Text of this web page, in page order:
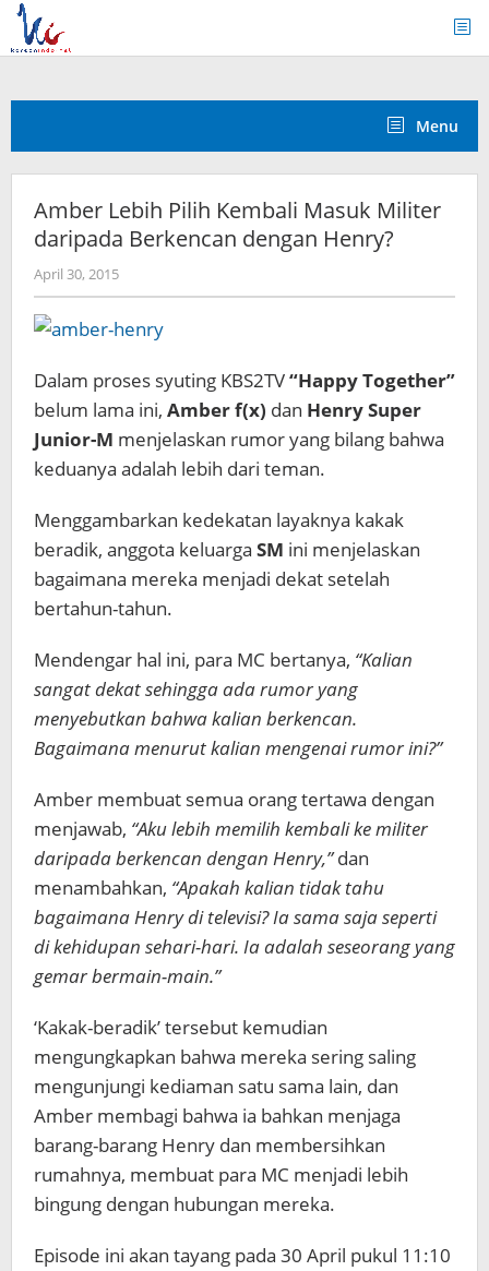
Skip
content
Menu
Amber Lebih Pilih Kembali Masuk Militer
daripada Berkencan dengan Henry?
April 30, 2015by
Koreanindo
Dalam proses syuting KBS2TV“Happy Together”
belum lama ini, Amber f(x) dan Henry Super
Junior-M menjelaskan rumor yang bilang bahwa
keduanya adalah lebih dari teman.
Menggambarkan kedekatan layaknya kakak
beradik, anggota keluarga SM ini menjelaskan
bagaimana mereka menjadi dekat setelah
bertahun-tahun.
Mendengar hal ini, para MC bertanya, “Kalian
sangat dekat sehingga ada rumor yang
menyebutkan bahwa kalian berkencan.
Bagaimana menurut kalian mengenai rumor ini?”
Amber membuat semua orang tertawa dengan
menjawab, “Aku lebih memilih kembali ke militer
daripada berkencan dengan Henry,”dan
menambahkan, “Apakah kalian tidak tahu
bagaimana Henry di televisi? Ia sama saja seperti
di kehidupan sehari-hari. Ia adalah seseorang yang
gemar bermain-main.”
‘Kakak-beradik’ tersebut kemudian
mengungkapkan bahwa mereka sering saling
mengunjungi kediaman satu sama lain, dan
Amber membagi bahwa ia bahkan menjaga
barang-barang Henry dan membersihkan
rumahnya, membuat para MC menjadi lebih
bingung dengan hubungan mereka.
Episode ini akan tayang pada 30 April pukul 11:10